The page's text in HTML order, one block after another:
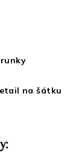
na šátku